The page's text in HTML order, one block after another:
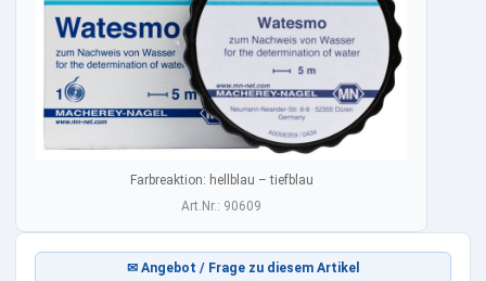
Farbreaktion: hellblau – tiefblau
Art.Nr.: 90609
✉ Angebot / Frage zu diesem Artikel